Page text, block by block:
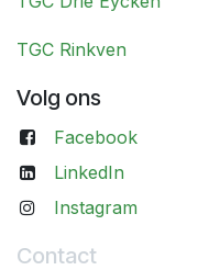
TGC Rinkven
Volg ons
Facebook
LinkedIn
Instagram
Contact